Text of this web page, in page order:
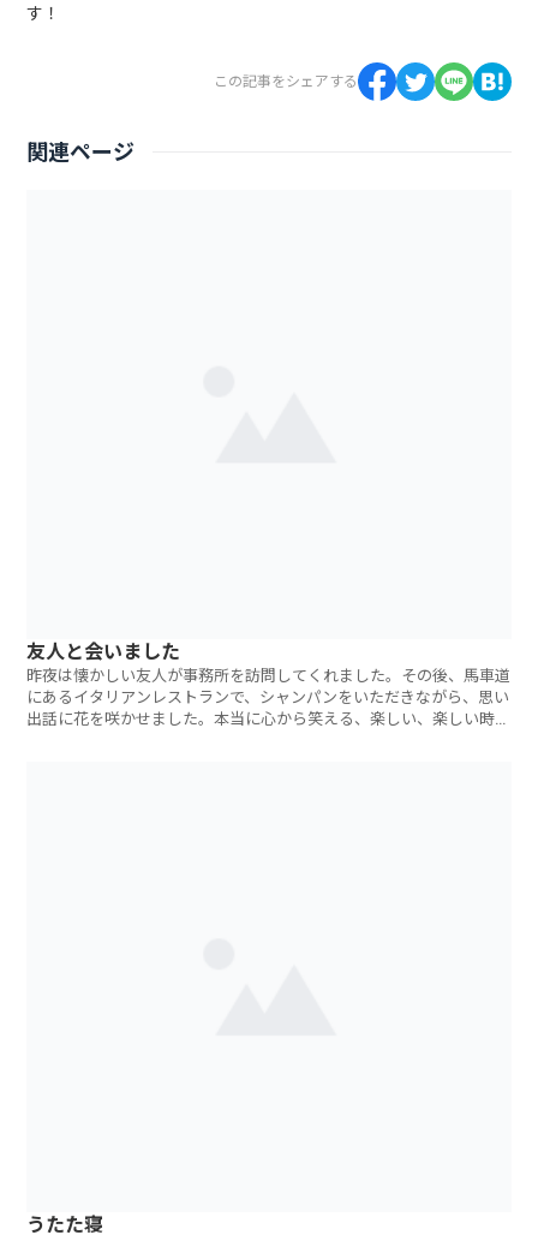
す！
この記事をシェアする
関連ページ
友人と会いました
昨夜は懐かしい友人が事務所を訪問してくれました。その後、馬車道
にあるイタリアンレストランで、シャンパンをいただきながら、思い
出話に花を咲かせました。本当に心から笑える、楽しい、楽しい時間
うたた寝